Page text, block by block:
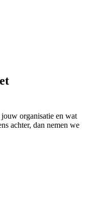
organisatie en wat
achter, dan nemen we